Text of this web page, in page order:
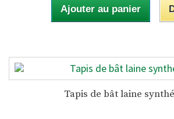
Ajouter au panier
Tapis de bât laine